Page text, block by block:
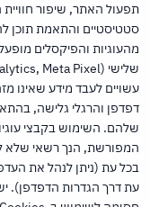
מעוניינים
הנני מביע/ה את
תפעול האתר, שיפור חוויית
סטטיסטיים והתאמת
מהעוגיות והפיקסלים
דפדפן והרגלי גלישה,
שלהם. השימוש בקבצי
המפורשת, הנך רשאי שלא
בכל עת (ניתן לנהל את
עת דרך הגדרות הדפדפן).